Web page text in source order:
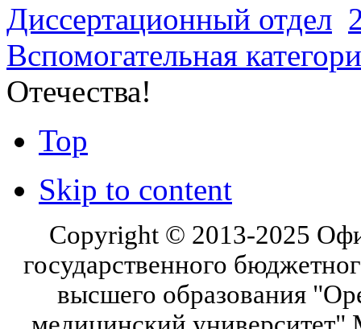
Диссертационный отдел
Вспомогательная
Отечества!
Top
Skip to content
Copyright © 2013-2025
государственного
высшего образования